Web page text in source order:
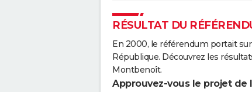
RÉSULTAT DU
En 2000, le référendum portait
République. Découvrez les
Montbenoît.
Approuvez-vous le projet